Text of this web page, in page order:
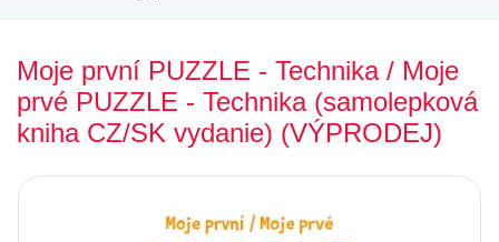
Moje první PUZZLE - Technika / Moje
prvé PUZZLE - Technika (samolepková
kniha CZ/SK vydanie) (VÝPRODEJ)